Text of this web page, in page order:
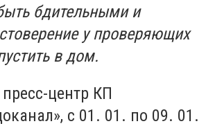
бдительными и
у проверяющих
в дом.
центр КП
с 01. 01. по 09. 01.